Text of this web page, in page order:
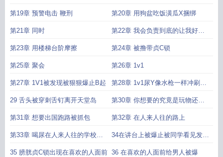
第19章 预警电击 鞭刑 第20章 用狗盆吃饭潢瓜X捆绑
第21章 同时 第22章 我会负责到底的让我好好
对你好好爱你
第23章 用楼梯台阶摩擦 第24章 被撸带贞C锁
第25章 聚会 第26章 1v1
第27章 1V1被发现被狠狠爆止B起 第28章 1v1尿Y像水枪一样冲刷着
肠壁T尿
29 舌头被穿刺舌钉离开天堂岛 第30章 你想要的究竟是玩物还是
恋人
第31章 想要出国跑路被抓包 第32章 在人来人往的路上
第33章 喝尿在人来人往的学校厕
所用电动按摩棒
34在讲台上被爆止被同学看见发情
Y样
35 膀胱贞C锁出现在喜欢的人面前 36 在喜欢的人面前给男人被爆